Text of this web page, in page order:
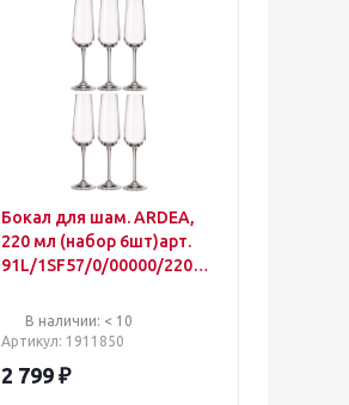
Бокал для шам. ARDEA,
220 мл (набор 6шт)арт.
91L/1SF57/0/00000/220-
В наличии: < 10
Артикул: 1911850
2 799 ₽